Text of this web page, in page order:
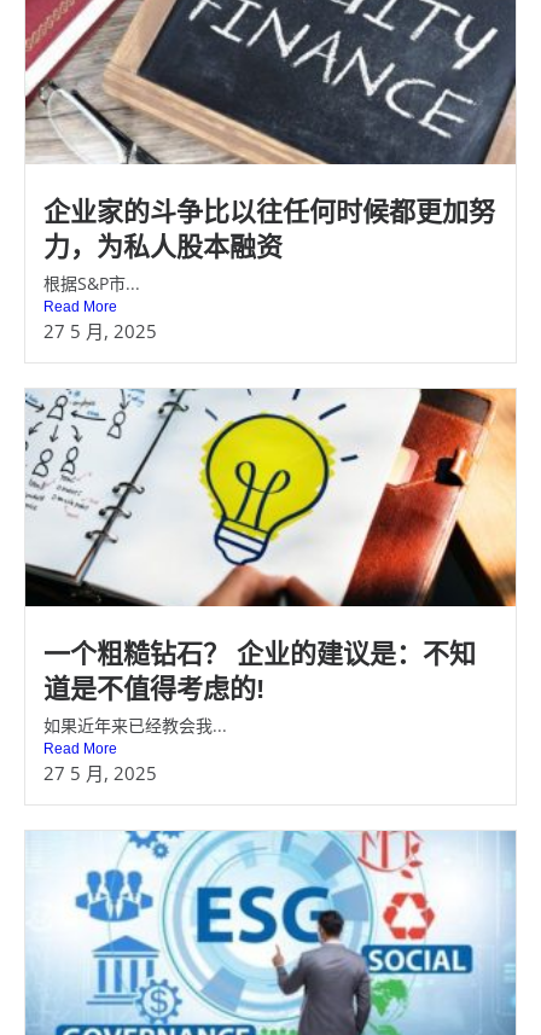
企业家的斗争比以往任何时候都更加努
力，为私人股本融资
根据S&P市...
Read More
27 5 月, 2025
一个粗糙钻石？ 企业的建议是：不知
道是不值得考虑的!
如果近年来已经教会我...
Read More
27 5 月, 2025